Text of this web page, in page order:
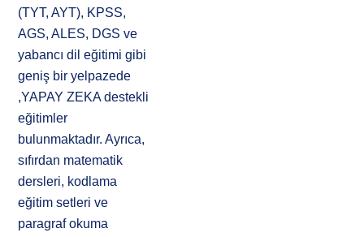
(TYT, AYT), KPSS,
AGS, ALES, DGS ve
yabancı dil eğitimi gibi
geniş bir yelpazede
,YAPAY ZEKA destekli
eğitimler
bulunmaktadır. Ayrıca,
sıfırdan matematik
dersleri, kodlama
eğitim setleri ve
paragraf okuma